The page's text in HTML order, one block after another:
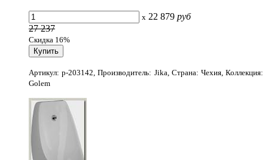
x 22 879 руб
27 237
Скидка 16%
Артикул: p-203142, Производитель: Jika, Страна: Чехия, Коллекция:
Golem